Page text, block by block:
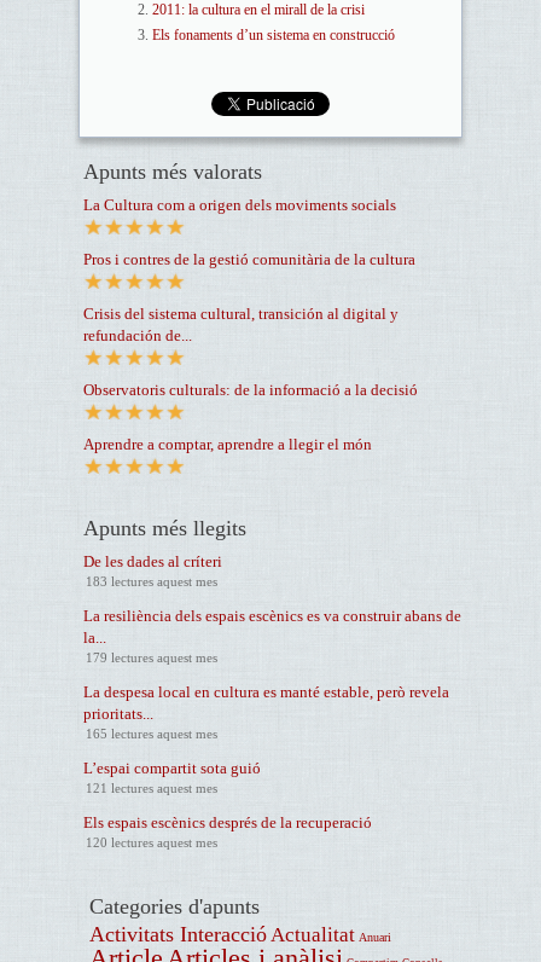
2011: la cultura en el mirall de la crisi
Els fonaments d’un sistema en construcció
Apunts més valorats
La Cultura com a origen dels moviments socials
Pros i contres de la gestió comunitària de la cultura
Crisis del sistema cultural, transición al digital y
refundación de...
Observatoris culturals: de la informació a la decisió
Aprendre a comptar, aprendre a llegir el món
Apunts més llegits
De les dades al críteri
183 lectures aquest mes
La resiliència dels espais escènics es va construir abans de
la...
179 lectures aquest mes
La despesa local en cultura es manté estable, però revela
prioritats...
165 lectures aquest mes
L’espai compartit sota guió
121 lectures aquest mes
Els espais escènics després de la recuperació
120 lectures aquest mes
Categories d'apunts
Activitats Interacció Actualitat Anuari